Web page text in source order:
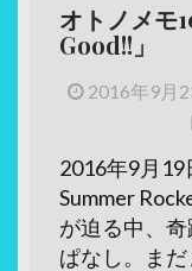
オトノメモ
Good!!」
2016年9月
2016年9月19
Summer
が迫る中、
ぱなし。ま